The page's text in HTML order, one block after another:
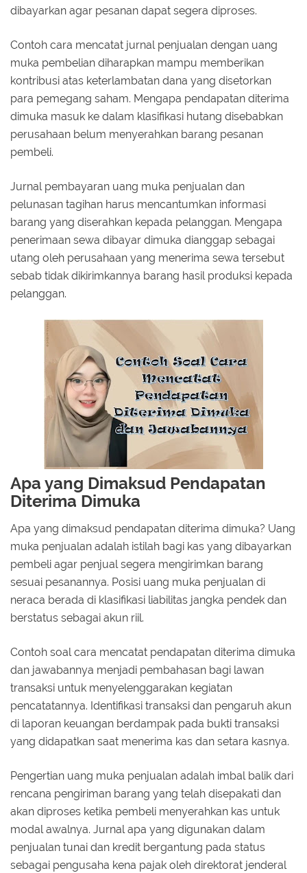
dibayarkan agar pesanan dapat segera diproses.
Contoh cara mencatat jurnal penjualan dengan uang
muka pembelian diharapkan mampu memberikan
kontribusi atas keterlambatan dana yang disetorkan
para pemegang saham. Mengapa pendapatan diterima
dimuka masuk ke dalam klasifikasi hutang disebabkan
perusahaan belum menyerahkan barang pesanan
pembeli.
Jurnal pembayaran uang muka penjualan dan
pelunasan tagihan harus mencantumkan informasi
barang yang diserahkan kepada pelanggan. Mengapa
penerimaan sewa dibayar dimuka dianggap sebagai
utang oleh perusahaan yang menerima sewa tersebut
sebab tidak dikirimkannya barang hasil produksi kepada
pelanggan.
Apa yang Dimaksud Pendapatan
Diterima Dimuka
Apa yang dimaksud pendapatan diterima dimuka? Uang
muka penjualan adalah istilah bagi kas yang dibayarkan
pembeli agar penjual segera mengirimkan barang
sesuai pesanannya. Posisi uang muka penjualan di
neraca berada di klasifikasi liabilitas jangka pendek dan
berstatus sebagai akun riil.
Contoh soal cara mencatat pendapatan diterima dimuka
dan jawabannya menjadi pembahasan bagi lawan
transaksi untuk menyelenggarakan kegiatan
pencatatannya. Identifikasi transaksi dan pengaruh akun
di laporan keuangan berdampak pada bukti transaksi
yang didapatkan saat menerima kas dan setara kasnya.
Pengertian uang muka penjualan adalah imbal balik dari
rencana pengiriman barang yang telah disepakati dan
akan diproses ketika pembeli menyerahkan kas untuk
modal awalnya. Jurnal apa yang digunakan dalam
penjualan tunai dan kredit bergantung pada status
sebagai pengusaha kena pajak oleh direktorat jenderal